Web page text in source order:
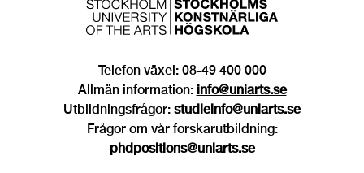
Telefon växel: 08-49 400 000
Allmän information: info@uniarts.se
Utbildningsfrågor: studieinfo@uniarts.se
Frågor om vår forskarutbildning:
phdpositions@uniarts.se